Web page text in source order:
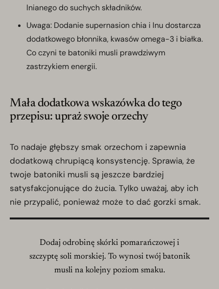
lnianego do suchych składników.
Uwaga: Dodanie supernasion chia i lnu dostarcza
dodatkowego błonnika, kwasów omega-3 i białka.
Co czyni te batoniki musli prawdziwym
zastrzykiem energii.
Mała dodatkowa wskazówka do tego
przepisu: upraż swoje orzechy
To nadaje głębszy smak orzechom i zapewnia
dodatkową chrupiącą konsystencję. Sprawia, że
twoje batoniki musli są jeszcze bardziej
satysfakcjonujące do żucia. Tylko uważaj, aby ich
nie przypalić, ponieważ może to dać gorzki smak.
Dodaj odrobinę skórki pomarańczowej i
szczyptę soli morskiej. To wynosi twój batonik
musli na kolejny poziom smaku.